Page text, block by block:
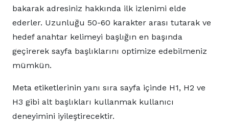
bakarak adresiniz hakkında ilk izlenimi elde
ederler. Uzunluğu 50-60 karakter arası tutarak ve
hedef anahtar kelimeyi başlığın en başında
geçirerek sayfa başlıklarını optimize edebilmeniz
mümkün.
Meta etiketlerinin yanı sıra sayfa içinde H1, H2 ve
H3 gibi alt başlıkları kullanmak kullanıcı
deneyimini iyileştirecektir.